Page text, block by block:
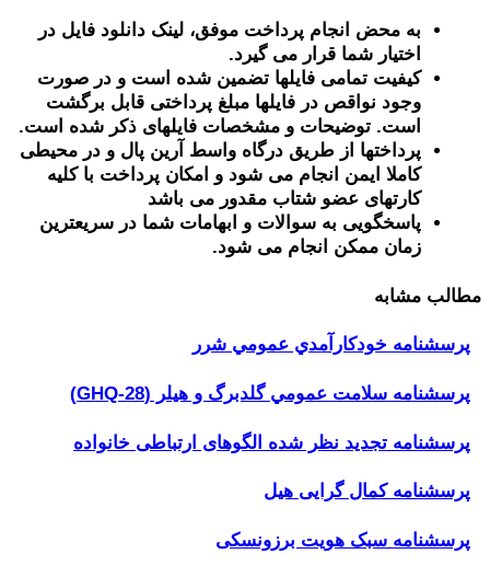
به محض انجام پرداخت موفق، لینک دانلود فایل در
اختیار شما قرار می گیرد.
کیفیت تمامی فایلها تضمین شده است و در صورت
وجود نواقص در فایلها مبلغ پرداختی قابل برگشت
است. توضیحات و مشخصات فایلهای ذکر شده است.
پرداختها از طریق درگاه واسط آرین پال و در محیطی
کاملا ایمن انجام می شود و امکان پرداخت با کلیه
کارتهای عضو شتاب مقدور می باشد
پاسخگویی به سوالات و ابهامات شما در سریعترین
زمان ممکن انجام می شود.
مطالب مشابه
پرسشنامه خودكارآمدي عمومي شرر
پرسشنامه سلامت عمومي گلدبرگ و هیلر (GHQ-28)
پرسشنامه تجدید نظر شده الگوهای ارتباطی خانواده
پرسشنامه کمال گرایی هیل
پرسشنامه سبک هویت برزونسکی